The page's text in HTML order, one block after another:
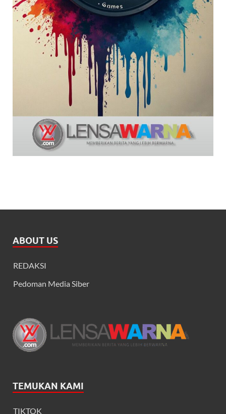
ABOUT US
REDAKSI
Pedoman Media Siber
TEMUKAN KAMI
TIKTOK